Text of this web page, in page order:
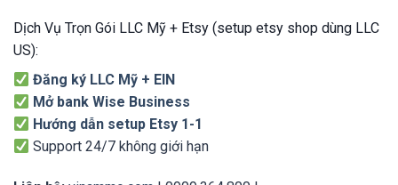
Dịch Vụ Trọn Gói LLC Mỹ + Etsy (setup etsy shop dùng LLC
US):
Đăng ký LLC Mỹ + EIN
Mở bank Wise Business
Hướng dẫn setup Etsy 1-1
Support 24/7 không giới hạn